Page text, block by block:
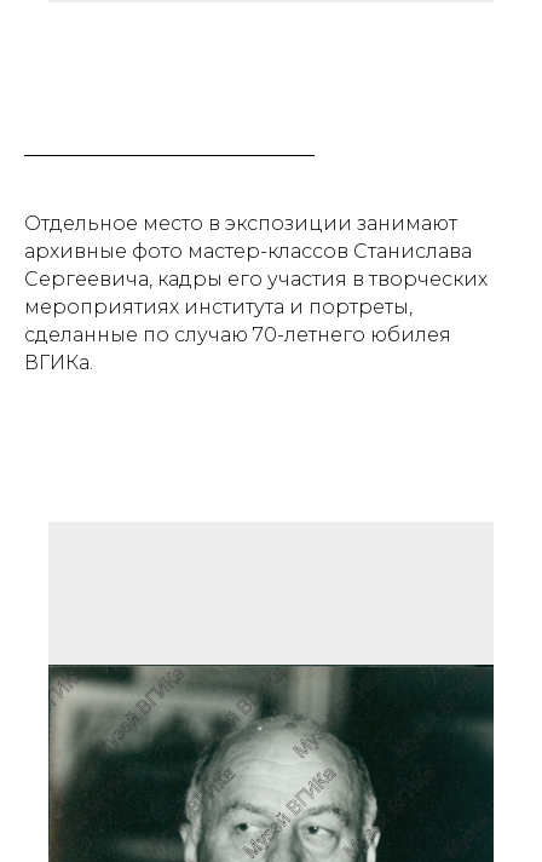
Отдельное место в экспозиции занимают
архивные фото мастер-классов Станислава
Сергеевича, кадры его участия в творческих
мероприятиях института и портреты,
сделанные по случаю 70-летнего юбилея
ВГИКа.